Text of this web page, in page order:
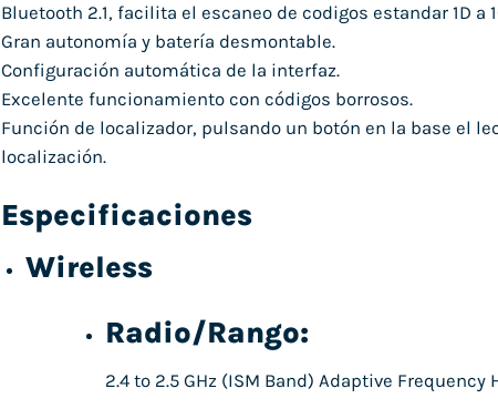
Bluetooth 2.1, facilita el escaneo de codigos estandar 1D
Gran autonomía y batería desmontable.
Configuración automática de la interfaz.
Excelente funcionamiento con códigos borrosos.
Función de localizador, pulsando un botón en la base el
localización.
Especificaciones
Wireless
Radio/Rango:
2.4 to 2.5 GHz (ISM Band) Adaptive Frequency